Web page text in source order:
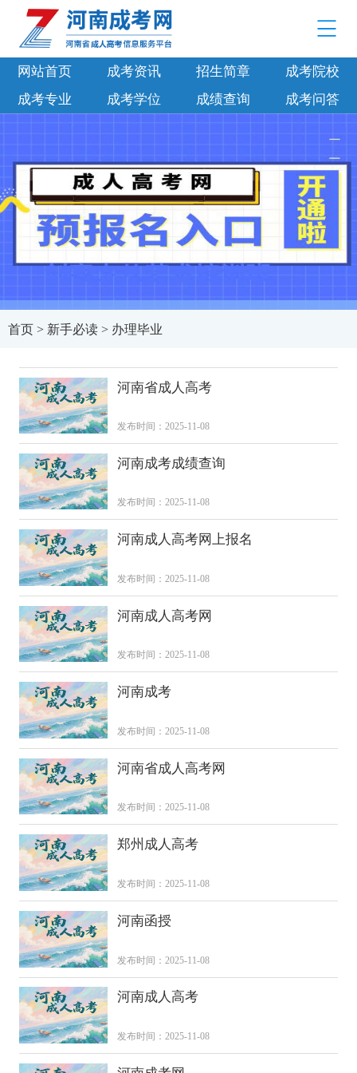
网站首页 成考资讯 招生简章
成考院校
成考专业
成考学位 成绩查询 成考问答
首页> 新手必读> 办理毕业
河南省成人高考
发布时间：2025-11-08
河南成考成绩查询
发布时间：2025-11-08
河南成人高考网上报名
发布时间：2025-11-08
河南成人高考网
发布时间：2025-11-08
河南成考
发布时间：2025-11-08
河南省成人高考网
发布时间：2025-11-08
郑州成人高考
发布时间：2025-11-08
河南函授
发布时间：2025-11-08
河南成人高考
发布时间：2025-11-08